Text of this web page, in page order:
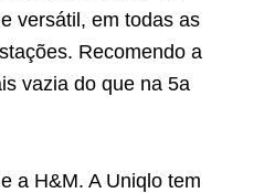
versátil, em todas as
Recomendo a
vazia do que na 5a
a H&M. A Uniqlo tem